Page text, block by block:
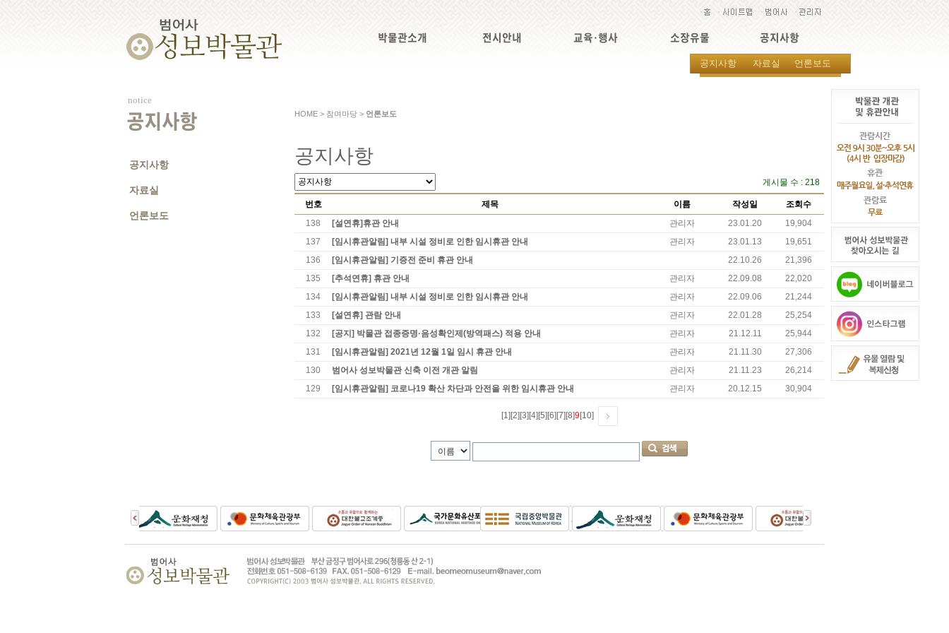
박물관소개 전시안내 교육·행사 소장유물 공지사항
공지사항 자료실 언론보도
notice
공지사항
공지사항
자료실
언론보도
HOME > 참여마당 > 언론보도
공지사항
게시물 수 : 218
번호 제목 이름 작성일
조회수
138
[설연휴]휴관 안내 관리자 23.01.20
19,904
137
[임시휴관알림] 내부 시설 정비로 인한 임시휴관 안내 관리자 23.01.13
19,651
136
[임시휴관알림] 기증전 준비 휴관 안내 22.10.26
21,396
135
[추석연휴] 휴관 안내 관리자 22.09.08
22,020
134
[임시휴관알림] 내부 시설 정비로 인한 임시휴관 안내 관리자 22.09.06
21,244
133
[설연휴] 관람 안내 관리자 22.01.28
25,254
132
[공지] 박물관 접종증명·음성확인제(방역패스) 적용 안내 관리자 21.12.11
25,944
131
[임시휴관알림] 2021년 12월 1일 임시 휴관 안내 관리자 21.11.30
27,306
130
범어사 성보박물관 신축 이전 개관 알림 관리자 21.11.23
26,214
129
[임시휴관알림] 코로나19 확산 차단과 안전을 위한 임시휴관 안내 관리자 20.12.15 30,904
[1] [2] [3] [4] [5] [6] [7] [8]9[10]